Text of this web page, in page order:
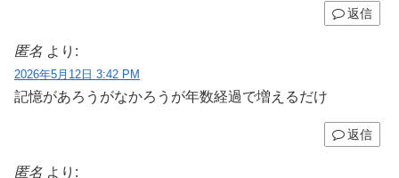
返信
匿名 より:
2026年5月12日 3:42 PM
記憶があろうがなかろうが年数経過で増えるだけ
返信
匿名 より: